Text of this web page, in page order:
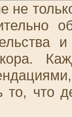
не
то, что